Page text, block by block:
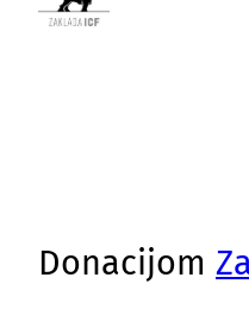
Donacijom